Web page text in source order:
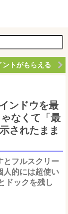
ントがもらえる
ンドウを最
なくて「最
されたまま
とフルスクリー
人的には超使い
ドックを残し